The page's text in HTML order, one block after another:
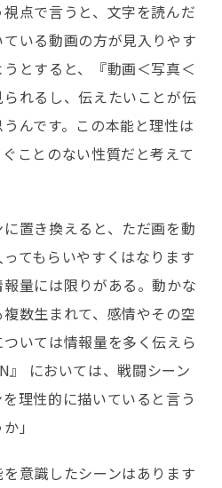
点で言うと、文字を読んだ
いる動画の方が見入りやす
とすると、『動画＜写真＜
れるし、伝えたいことが伝
んです。この本能と理性は
ことのない性質だと考えて
置き換えると、ただ画を動
てもらいやすくはなります
量には限りがある。動かな
数生まれて、感情やその空
いては情報量を多く伝えら
』 においては、戦闘シーン
理性的に描いていると言う
」
意識したシーンはあります